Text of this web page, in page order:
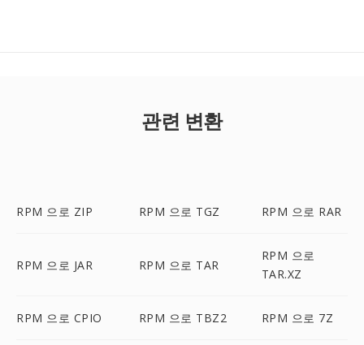
관련 변환
RPM 으로 ZIP RPM 으로 TGZ RPM 으로 RAR
RPM 으로 JAR RPM 으로 TAR
RPM 으로
TAR.XZ
RPM 으로 CPIO RPM 으로 TBZ2 RPM 으로 7Z